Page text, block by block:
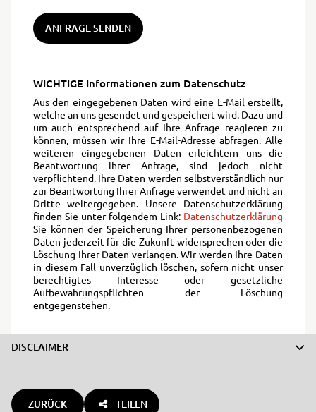
ANFRAGE SENDEN
WICHTIGE Informationen zum Datenschutz
Aus den eingegebenen Daten wird eine E-Mail erstellt,
welche an uns gesendet und gespeichert wird. Dazu und
um auch entsprechend auf Ihre Anfrage reagieren zu
können, müssen wir Ihre E-Mail-Adresse abfragen. Alle
weiteren eingegebenen Daten erleichtern uns die
Beantwortung ihrer Anfrage, sind jedoch nicht
verpflichtend. Ihre Daten werden selbstverständlich nur
zur Beantwortung Ihrer Anfrage verwendet und nicht an
Dritte weitergegeben. Unsere Datenschutzerklärung
finden Sie unter folgendem Link: Datenschutzerklärung
Sie können der Speicherung Ihrer personenbezogenen
Daten jederzeit für die Zukunft widersprechen oder die
Löschung Ihrer Daten verlangen. Wir werden Ihre Daten
in diesem Fall unverzüglich löschen, sofern nicht unser
berechtigtes Interesse oder gesetzliche
Aufbewahrungspflichten der Löschung
entgegenstehen.
DISCLAIMER
ZURÜCK TEILEN